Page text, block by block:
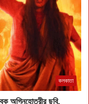
কলকাতা
অগ্নিহোত্রীর ছবি,